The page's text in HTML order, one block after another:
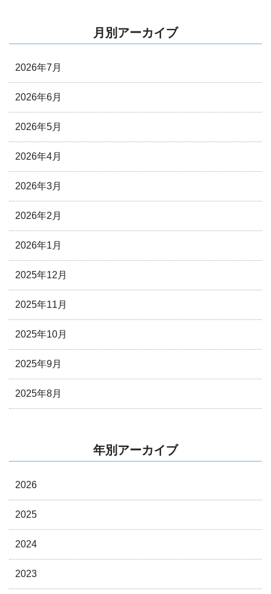
月別アーカイブ
2026年7月
2026年6月
2026年5月
2026年4月
2026年3月
2026年2月
2026年1月
2025年12月
2025年11月
2025年10月
2025年9月
2025年8月
年別アーカイブ
2026
2025
2024
2023